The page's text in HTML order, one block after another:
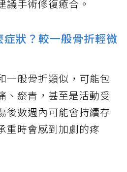
議手術修復癒合。
狀？較一般骨折輕微
一般骨折類似，可能包
、瘀青，甚至是活動受
後數週內可能會持續存
重時會感到加劇的疼